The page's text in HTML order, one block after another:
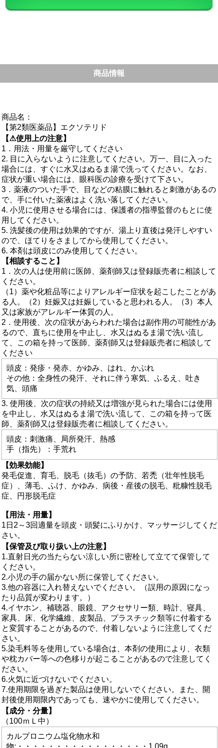
商品情報
商品名：
【第2類医薬品】エクソテリド
【⚠使用上の注意】
1．用法・用量を厳守してください
2. 目に入らないように注意してください。万一、目に入った
場合には、すぐに水又はぬるま湯で洗ってください。なお、
症状が重い場合には、眼科医の診療を受けて下さい。
3．薬液のついた手で、目などの粘膜に触れると刺激があるの
で、手に付いた薬液はよく洗い落してください。
4. 小児に使用させる場合には、保護者の指導監督のもとに使
用してください。
5. 洗髪後の使用は効果的ですが、湯上り直後は発汗しやすい
ので、ほてりをさましてから使用してください。
6. 本剤は頭皮にのみ使用してください。
【相談すること】
1．次の人は使用前に医師、薬剤師又は登録販売者に相談して
ください。
（1）薬や化粧品等によりアレルギー症状を起こしたことがあ
る人。（2）妊娠又は妊娠していると思われる人。（3）本人
又は家族がアレルギー体質の人。
2．使用後、次の症状があらわれた場合は副作用の可能性があ
るので、直ちに使用を中止し、水又はぬるま湯で洗い流し
て、この箱を持って医師、薬剤師又は登録販売者に相談して
ください
頭皮：発疹・発赤、かゆみ、はれ、かぶれ
その他：全身性の発汗、それに伴う寒気、ふるえ、吐き
気、頭痛
3. 使用後、次の症状の持続又は増強が見られた場合には使用
を中止し、水又はぬるま湯で洗い流して、この箱を持って医
師、薬剤師又は登録販売者に相談してください。
頭皮：刺激痛、局所発汗、熱感
手（指先）：手荒れ
【効果効能】
発毛促進、育毛、脱毛（抜毛）の予防、若禿（壮年性脱毛
症）、薄毛、ふけ、かゆみ、病後・産後の脱毛、粃糠性脱毛
症、円形脱毛症
【用法・用量】
1日2～3回適量を頭皮・頭髪にふりかけ、マッサージしてくだ
さい。
【保管及び取り扱い上の注意】
1.直射日光の当たらない涼しい所に密栓して立てて保管して
ください。
2.小児の手の届かない所に保管してください。
3.他の容器に入れ替えないでください。（誤用の原因になっ
たり品質が変わります。）
4.イヤホン、補聴器、眼鏡、アクセサリー類、時計、寝具、
家具、床、化学繊維、皮製品、プラスチック類等に付着する
と変質することがあるので、付着しないように注意してくだ
さい。
5.染毛料等を使用している場合は、本剤の使用により、衣類
や枕カバー等への色移りが起こることがあるので注意してく
ださい。
6.火気に近づけないでください。
7.使用期限を過ぎた製品は使用しないでください。また、開
封後使用期限内であっても、速やかに使用してください。
【成分・分量】
（100ｍＬ中）
カルプロニウム塩化物水和
物:・・・・・・・・・・・・・・・・・1.09g